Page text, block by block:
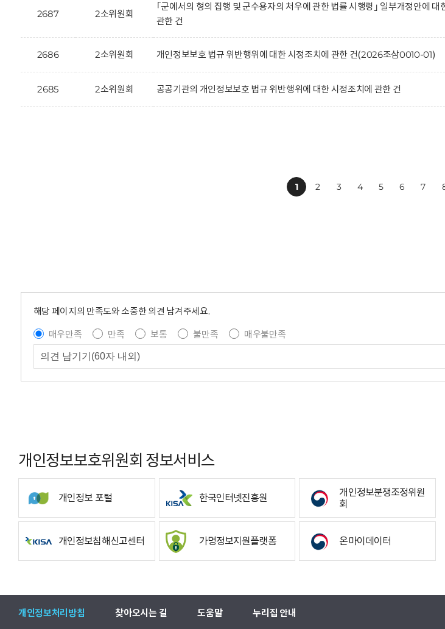
2687 2소위원회
｢군에서의 형의 집행 및 군수용자의 처우에 관한 법률 시행령｣ 일부개정안에 대
관한 건
2686 2소위원회 개인정보보호 법규 위반행위에 대한 시정조치에 관한 건(2026조삼0010-01)
2685 2소위원회 공공기관의 개인정보보호 법규 위반행위에 대한 시정조치에 관한 건
1 2 3 4 5 6 7
해당 페이지의 만족도와 소중한 의견 남겨주세요.
매우만족
만족 보통 불만족
매우불만족
개인정보보호위원회 정보서비스
개인정보 포털 한국인터넷진흥원
개인정보분쟁조정위원
회
개인정보침해신고센터 가명정보지원플랫폼 온마이데이터
개인정보처리방침 찾아오시는 길 도움말 누리집 안내